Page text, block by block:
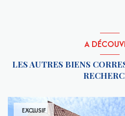
A
LES AUTRES BIENS
EXCLUSIF